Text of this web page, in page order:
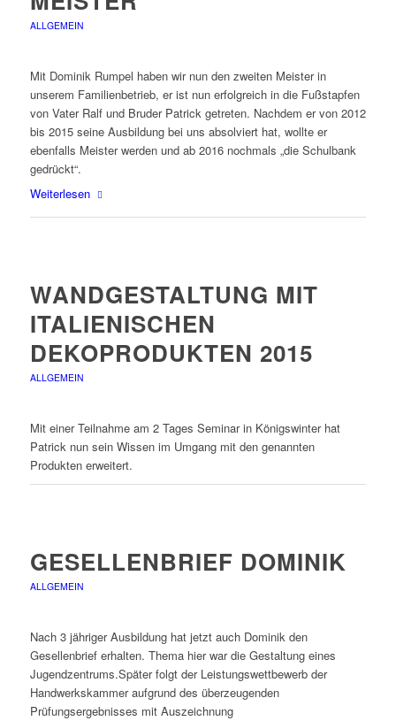
ALLGEMEIN
Mit Dominik Rumpel haben wir nun den zweiten Meister in
unserem Familienbetrieb, er ist nun erfolgreich in die Fußstapfen
von Vater Ralf und Bruder Patrick getreten. Nachdem er von 2012
bis 2015 seine Ausbildung bei uns absolviert hat, wollte er
ebenfalls Meister werden und ab 2016 nochmals „die Schulbank
gedrückt“.
Weiterlesen
WANDGESTALTUNG MIT
ITALIENISCHEN
DEKOPRODUKTEN 2015
ALLGEMEIN
Mit einer Teilnahme am 2 Tages Seminar in Königswinter hat
Patrick nun sein Wissen im Umgang mit den genannten
Produkten erweitert.
GESELLENBRIEF DOMINIK
ALLGEMEIN
Nach 3 jähriger Ausbildung hat jetzt auch Dominik den
Gesellenbrief erhalten. Thema hier war die Gestaltung eines
Jugendzentrums.Später folgt der Leistungswettbewerb der
Handwerkskammer aufgrund des überzeugenden
Prüfungsergebnisses mit Auszeichnung